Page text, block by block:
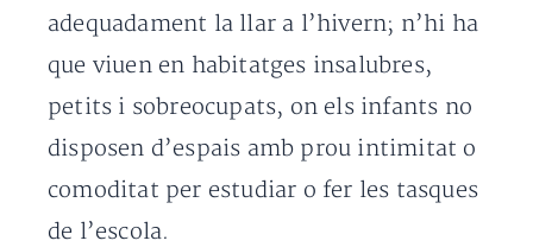
adequadament la llar a l’hivern; n’hi ha
que viuen en habitatges insalubres,
petits i sobreocupats, on els infants no
disposen d’espais amb prou intimitat o
comoditat per estudiar o fer les tasques
de l’escola.